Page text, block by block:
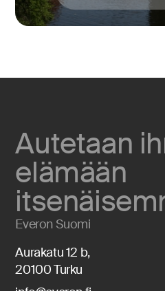
Autetaan
elämään
Everon Suomi
Aurakatu 12 b,
20100 Turku